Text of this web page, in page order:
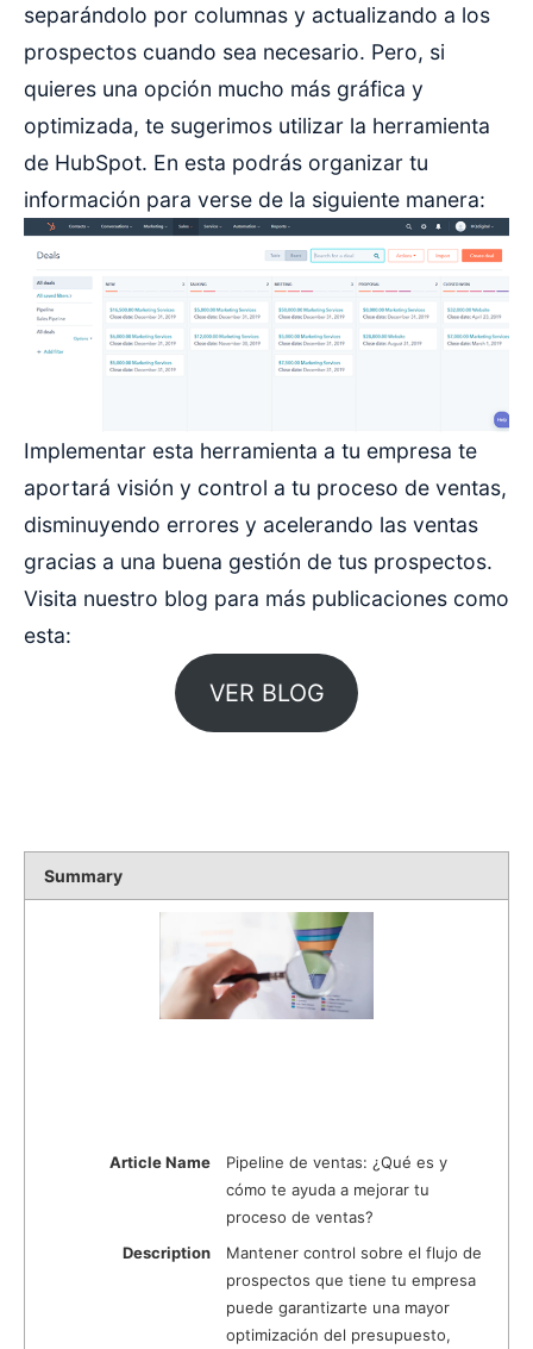
separándolo por columnas y actualizando a los
prospectos cuando sea necesario. Pero, si
quieres una opción mucho más gráfica y
optimizada, te sugerimos utilizar la herramienta
de HubSpot. En esta podrás organizar tu
información para verse de la siguiente manera:
Implementar esta herramienta a tu empresa te
aportará visión y control a tu proceso de ventas,
disminuyendo errores y acelerando las ventas
gracias a una buena gestión de tus prospectos.
Visita nuestro blog para más publicaciones como
esta:
VER BLOG
Summary
Article Name
Pipeline de ventas: ¿Qué es y
cómo te ayuda a mejorar tu
proceso de ventas?
Description
Mantener control sobre el flujo de
prospectos que tiene tu empresa
puede garantizarte una mayor
optimización del presupuesto,